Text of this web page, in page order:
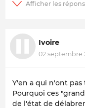
Ivoire
02 septembre
Y'en a qui n'ont pas
Pourquoi ces
de l'état de